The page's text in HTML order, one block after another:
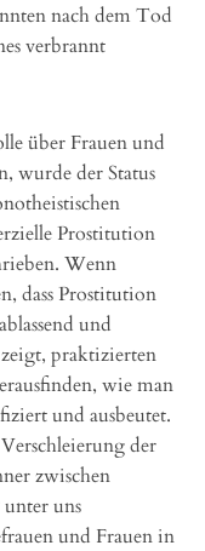
nach dem Tod
verbrannt
über Frauen und
wurde der Status
Prostitution
Wenn
dass Prostitution
und
praktizierten
wie man
und ausbeutet.
der
zwischen
unter uns
und Frauen in